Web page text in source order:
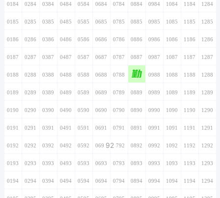
0184 0284 0384 0484 0584 0684 0784 0884 0984 1084 1184 1284
0185 0285 0385 0485 0585 0685 0785 0885 0985 1085 1185 1285
0186 0286 0386 0486 0586 0686 0786 0886 0986 1086 1186 1286
0187 0287 0387 0487 0587 0687 0787 0887 0987 1087 1187 1287
0188 0288 0388 0488 0588 0688 0788 0888
勤 0988 1088 1188 1288
0189 0289 0389 0489 0589 0689 0789 0889 0989 1089 1189 1289
0190 0290 0390 0490 0590 0690 0790 0890 0990 1090 1190 1290
0191 0291 0391 0491 0591 0691 0791 0891 0991 1091 1191 1291
0192 0292 0392 0492 0592 0692920792 0892 0992 1092 1192 1292
0193 0293 0393 0493 0593 0693 0793 0893 0993 1093 1193 1293
0194 0294 0394 0494 0594 0694 0794 0894 0994 1094 1194 1294